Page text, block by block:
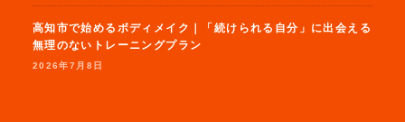
高知市で始めるボディメイク｜「続けられる自分」に出会える
無理のないトレーニングプラン
2026年7月8日